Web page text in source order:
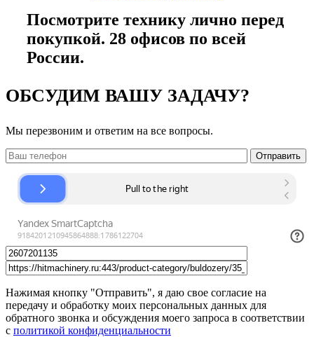
Посмотрите технику лично перед
покупкой. 28 офисов по всей
России.
ОБСУДИМ ВАШУ ЗАДАЧУ?
Мы перезвоним и ответим на все вопросы.
Нажимая кнопку "Отправить", я даю свое согласие на
передачу и обработку моих персональных данных для
обратного звонка и обсуждения моего запроса в соответствии
с политикой конфиденциальности